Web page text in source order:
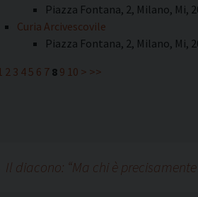
Piazza Fontana, 2, Milano, Mi,
Curia Arcivescovile
Piazza Fontana, 2, Milano, Mi,
2 3 45 6 7 8 9 10 > >>
Il diacono: “Ma chi è